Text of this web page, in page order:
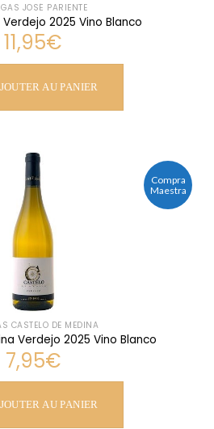
JOSÉ PARIENTE
2025 Vino Blanco
11,95€
AU PANIER
Compra
Maestra
CASTELO DE MEDINA
Verdejo 2025 Vino Blanco
7,95€
AU PANIER